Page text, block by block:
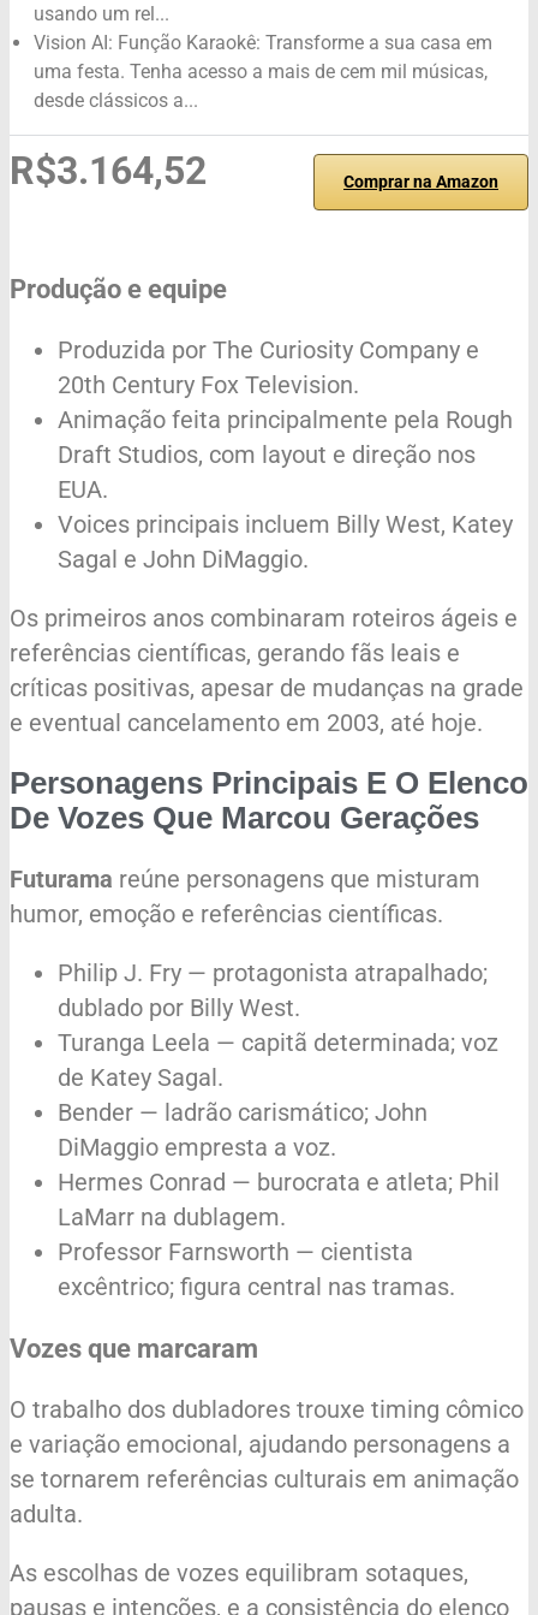
usando um rel...
Vision AI: Função Karaokê: Transforme a sua casa em
uma festa. Tenha acesso a mais de cem mil músicas,
desde clássicos a...
R$3.164,52 Comprar na Amazon
Produção e equipe
Produzida por The Curiosity Company e
20th Century Fox Television.
Animação feita principalmente pela Rough
Draft Studios, com layout e direção nos
EUA.
Voices principais incluem Billy West, Katey
Sagal e John DiMaggio.
Os primeiros anos combinaram roteiros ágeis e
referências científicas, gerando fãs leais e
críticas positivas, apesar de mudanças na grade
e eventual cancelamento em 2003, até hoje.
Personagens Principais E O Elenco
De Vozes Que Marcou Gerações
Futurama reúne personagens que misturam
humor, emoção e referências científicas.
Philip J. Fry — protagonista atrapalhado;
dublado por Billy West.
Turanga Leela — capitã determinada; voz
de Katey Sagal.
Bender — ladrão carismático; John
DiMaggio empresta a voz.
Hermes Conrad — burocrata e atleta; Phil
LaMarr na dublagem.
Professor Farnsworth — cientista
excêntrico; figura central nas tramas.
Vozes que marcaram
O trabalho dos dubladores trouxe timing cômico
e variação emocional, ajudando personagens a
se tornarem referências culturais em animação
adulta.
As escolhas de vozes equilibram sotaques,
pausas e intenções, e a consistência do elenco